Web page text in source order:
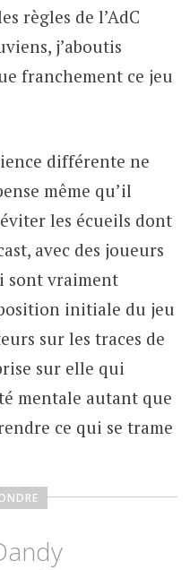
règles de l’AdC
j’aboutis
franchement ce jeu
différente ne
même qu’il
les écueils dont
avec des joueurs
sont vraiment
initiale du jeu
sur les traces de
sur elle qui
mentale autant que
ce qui se trame